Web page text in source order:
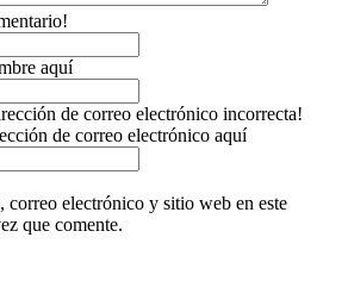
aquí
de correo electrónico incorrecta!
de correo electrónico aquí
correo electrónico y sitio web en este
que comente.